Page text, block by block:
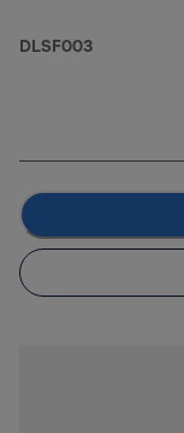
DLSF003